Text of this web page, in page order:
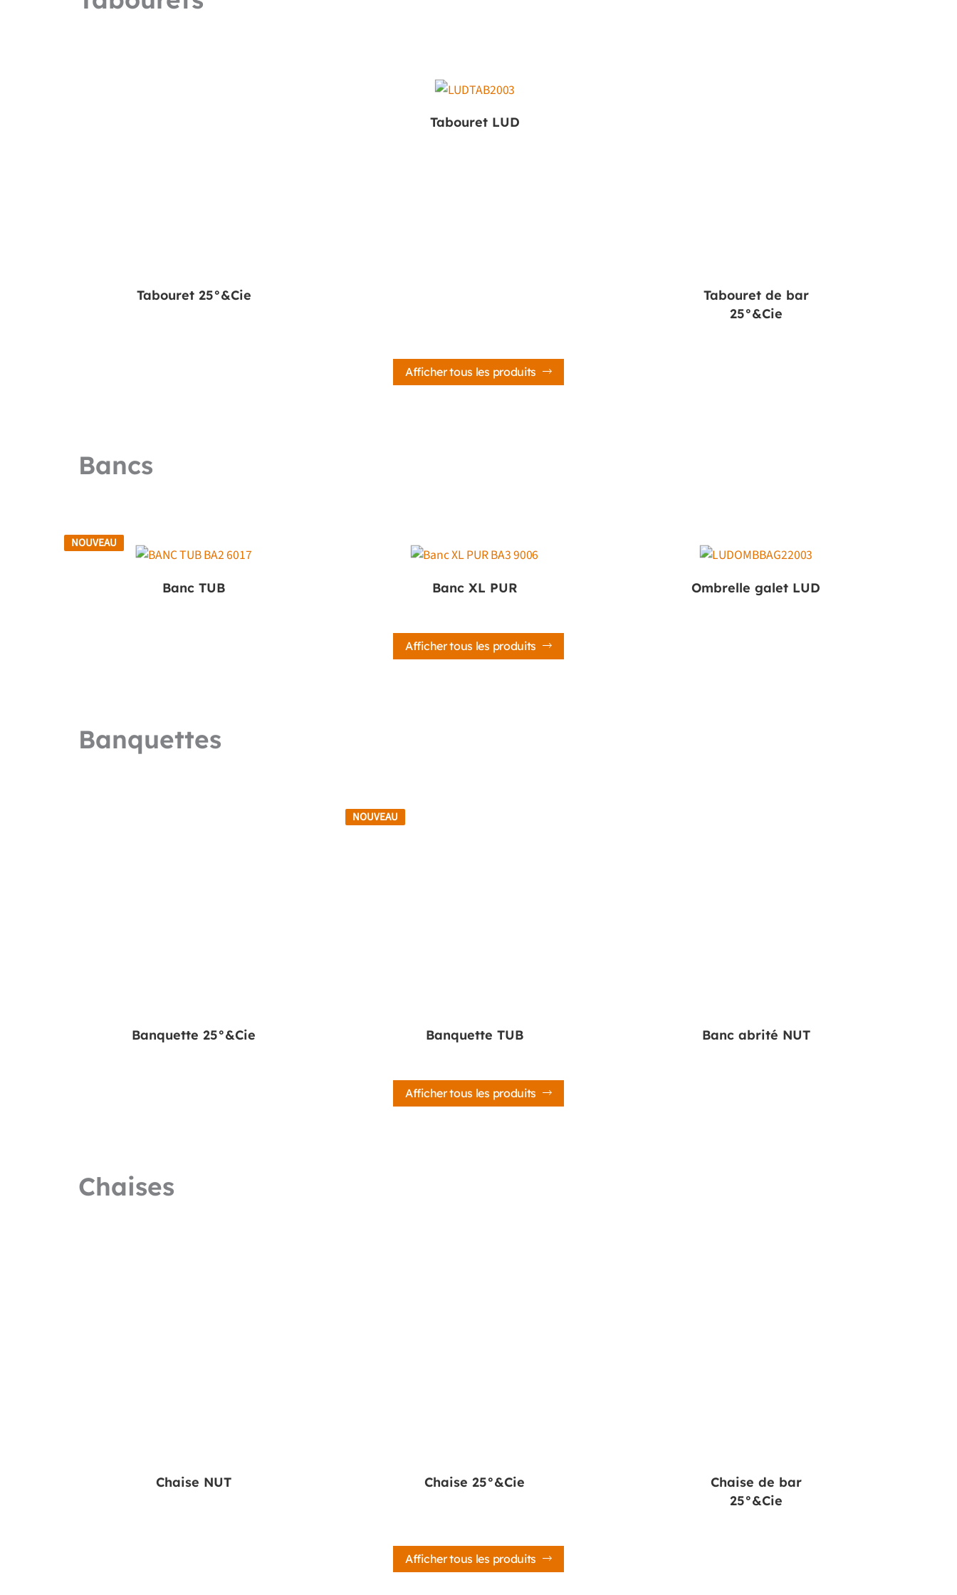
Tabouret 25°&Cie
Tabouret LUD
Tabouret de bar
25°&Cie
Afficher tous les produits
Bancs
NOUVEAU
Banc TUB Banc XL PUR Ombrelle galet LUD
Afficher tous les produits
Banquettes
Banquette 25°&Cie
NOUVEAU
Banquette TUB Banc abrité NUT
Afficher tous les produits
Chaises
Chaise NUT Chaise 25°&Cie
Chaise de bar
25°&Cie
Afficher tous les produits